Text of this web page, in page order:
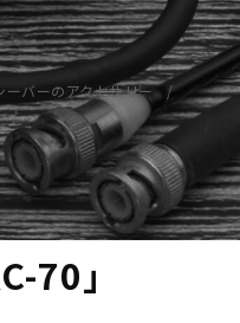
バーのアクセサリー
70」